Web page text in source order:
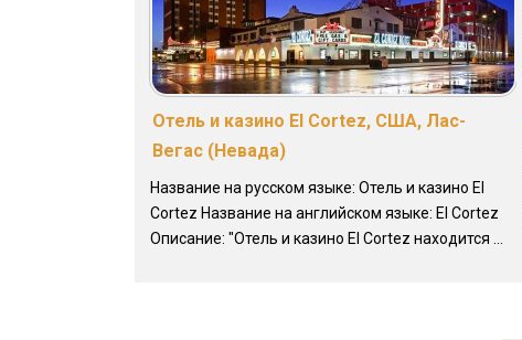
Отель и казино El Cortez, США, Лас-
Вегас (Невада)
Название на русском языке: Отель и казино El
Cortez Название на английском языке: El Cortez
Описание: "Отель и казино El Cortez находится ...